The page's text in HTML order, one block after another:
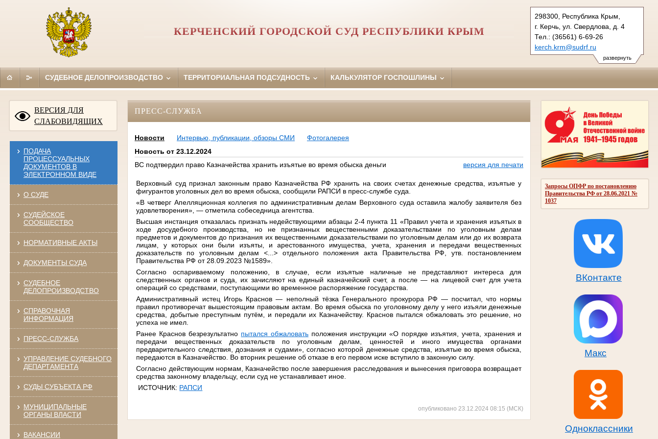
развернуть
298300, Республика Крым,
г. Керчь, ул. Свердлова, д. 4
Тел.: (36561) 6-69-26
kerch.krm@sudrf.ru
КЕРЧЕНСКИЙ ГОРОДСКОЙ СУД РЕСПУБЛИКИ КРЫМ
СУДЕБНОЕ ДЕЛОПРОИЗВОДСТВО ТЕРРИТОРИАЛЬНАЯ ПОДСУДНОСТЬ КАЛЬКУЛЯТОР ГОСПОШЛИНЫ
ВЕРСИЯ ДЛЯ
СЛАБОВИДЯЩИХ
ПОДАЧА
ПРОЦЕССУАЛЬНЫХ
ДОКУМЕНТОВ В
ЭЛЕКТРОННОМ ВИДЕ
О СУДЕ
СУДЕЙСКОЕ
СООБЩЕСТВО
НОРМАТИВНЫЕ АКТЫ
ДОКУМЕНТЫ СУДА
СУДЕБНОЕ
ДЕЛОПРОИЗВОДСТВО
СПРАВОЧНАЯ
ИНФОРМАЦИЯ
ПРЕСС-СЛУЖБА
УПРАВЛЕНИЕ СУДЕБНОГО
ДЕПАРТАМЕНТА
СУДЫ СУБЪЕКТА РФ
МУНИЦИПАЛЬНЫЕ
ОРГАНЫ ВЛАСТИ
ВАКАНСИИ
Запросы ОПФР по постановлению
Правительства РФ от 28.06.2021 №
1037
ВКонтакте
Макс
Одноклассники
ПРЕСС-СЛУЖБА
Новости Интервью, публикации, обзоры СМИ
Фотогалерея
Новость от 23.12.2024
ВС подтвердил право Казначейства хранить изъятые во время обыска деньги
версия для печати
Верховный суд признал законным право Казначейства РФ хранить на своих счетах денежные средства, изъятые у
фигурантов уголовных дел во время обыска, сообщили РАПСИ в пресс-службе суда.
«В четверг Апелляционная коллегия по административным делам Верховного суда оставила жалобу заявителя без
удовлетворения», — отметила собеседница агентства.
Высшая инстанция отказалась признать недействующими абзацы 2-4 пункта 11 «Правил учета и хранения изъятых в
ходе досудебного производства, но не признанных вещественными доказательствами по уголовным делам
предметов и документов до признания их вещественными доказательствами по уголовным делам или до их возврата
лицам, у которых они были изъяты, и арестованного имущества, учета, хранения и передачи вещественных
доказательств по уголовным делам <...> отдельного положения акта Правительства РФ, утв. постановлением
Правительства РФ от 28.09.2023 №1589».
Согласно оспариваемому положению, в случае, если изъятые наличные не представляют интереса для
следственных органов и суда, их зачисляют на единый казначейский счет, а после — на лицевой счет для учета
операций со средствами, поступающими во временное распоряжение государства.
Административный истец Игорь Краснов — неполный тёзка Генерального прокурора РФ — посчитал, что нормы
правил противоречат вышестоящим правовым актам. Во время обыска по уголовному делу у него изъяли денежные
средства, добытые преступным путём, и передали их Казначейству. Краснов пытался обжаловать это решение, но
успеха не имел.
Ранее Краснов безрезультатно пытался обжаловать положения инструкции «О порядке изъятия, учета, хранения и
передачи вещественных доказательств по уголовным делам, ценностей и иного имущества органами
предварительного следствия, дознания и судами», согласно которой денежные средства, изъятые во время обыска,
передаются в Казначейство. Во вторник решение об отказе в его первом иске вступило в законную силу.
Согласно действующим нормам, Казначейство после завершения расследования и вынесения приговора возвращает
средства законному владельцу, если суд не устанавливает иное.
ИСТОЧНИК: РАПСИ
опубликовано 23.12.2024 08:15 (МСК)